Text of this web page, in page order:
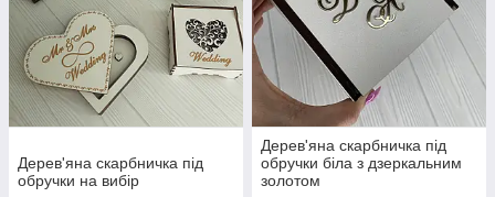
Дерев'яна скарбничка під
обручки на вибір
Дерев'яна скарбничка під
обручки біла з дзеркальним
золотом